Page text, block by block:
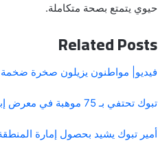
حيوي يتمتع بصحة متكاملة.
Related Posts
فيديو| مواطنون يزيلون صخرة
تبوك تحتفي بـ 75 موهبة في معرض إبداع 2026.. أفكار تُحاكي المستقبل»
أمير تبوك يشيد بحصول إمارة